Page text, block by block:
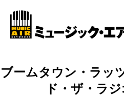
ブームタウン・ラッ
ド・ザ・ラ